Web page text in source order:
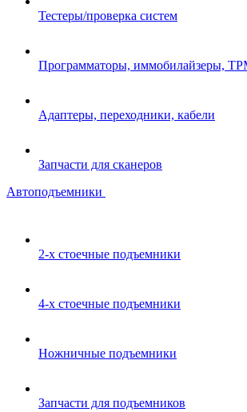
Тестеры/проверка систем
Программаторы, иммобилайзеры,
Адаптеры, переходники, кабели
Запчасти для сканеров
Автоподъемники
2-х стоечные подъемники
4-х стоечные подъемники
Ножничные подъемники
Запчасти для подъемников